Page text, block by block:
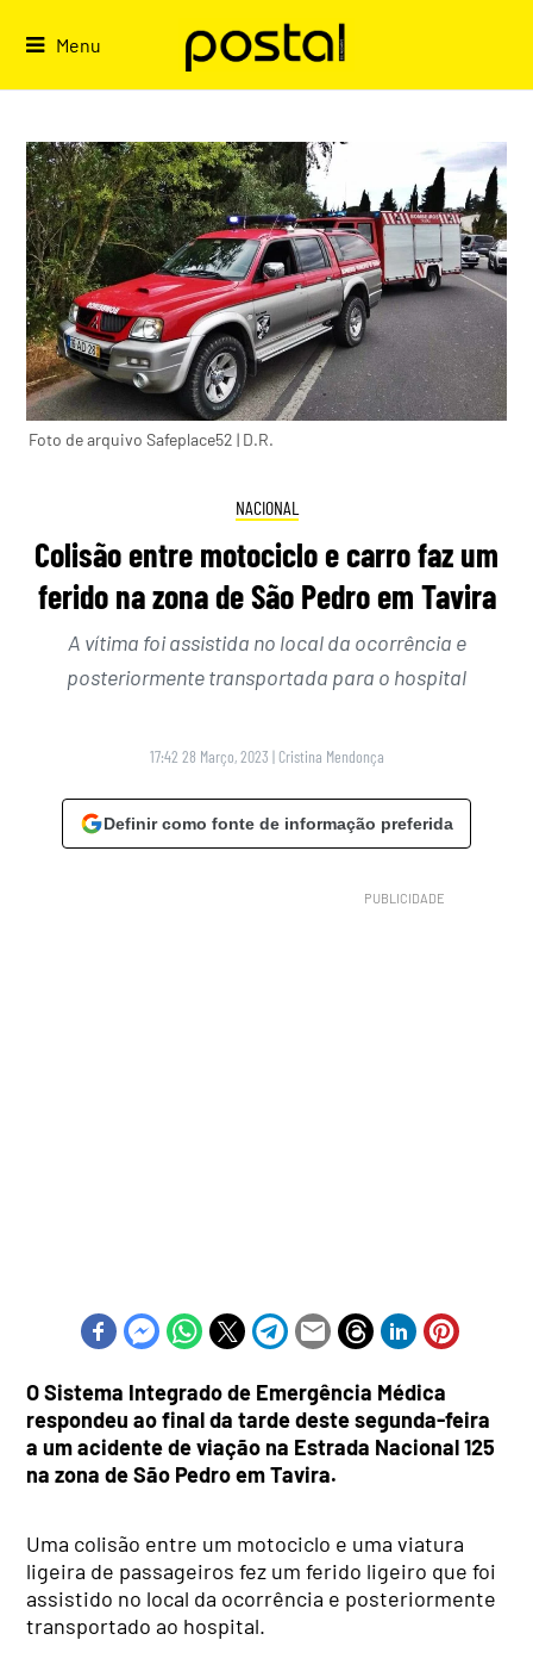
Menu
Foto de arquivo Safeplace52 | D.R.
NACIONAL
Colisão entre motociclo e carro faz um
ferido na zona de São Pedro em Tavira
A vítima foi assistida no local da ocorrência e
posteriormente transportada para o hospital
17:42 28 Março, 2023 | Cristina Mendonça
Definir como fonte de informação preferida
O Sistema Integrado de Emergência Médica
respondeu ao final da tarde deste segunda-feira
a um acidente de viação na Estrada Nacional 125
na zona de São Pedro em Tavira.
Uma colisão entre um motociclo e uma viatura
ligeira de passageiros fez um ferido ligeiro que foi
assistido no local da ocorrência e posteriormente
transportado ao hospital.